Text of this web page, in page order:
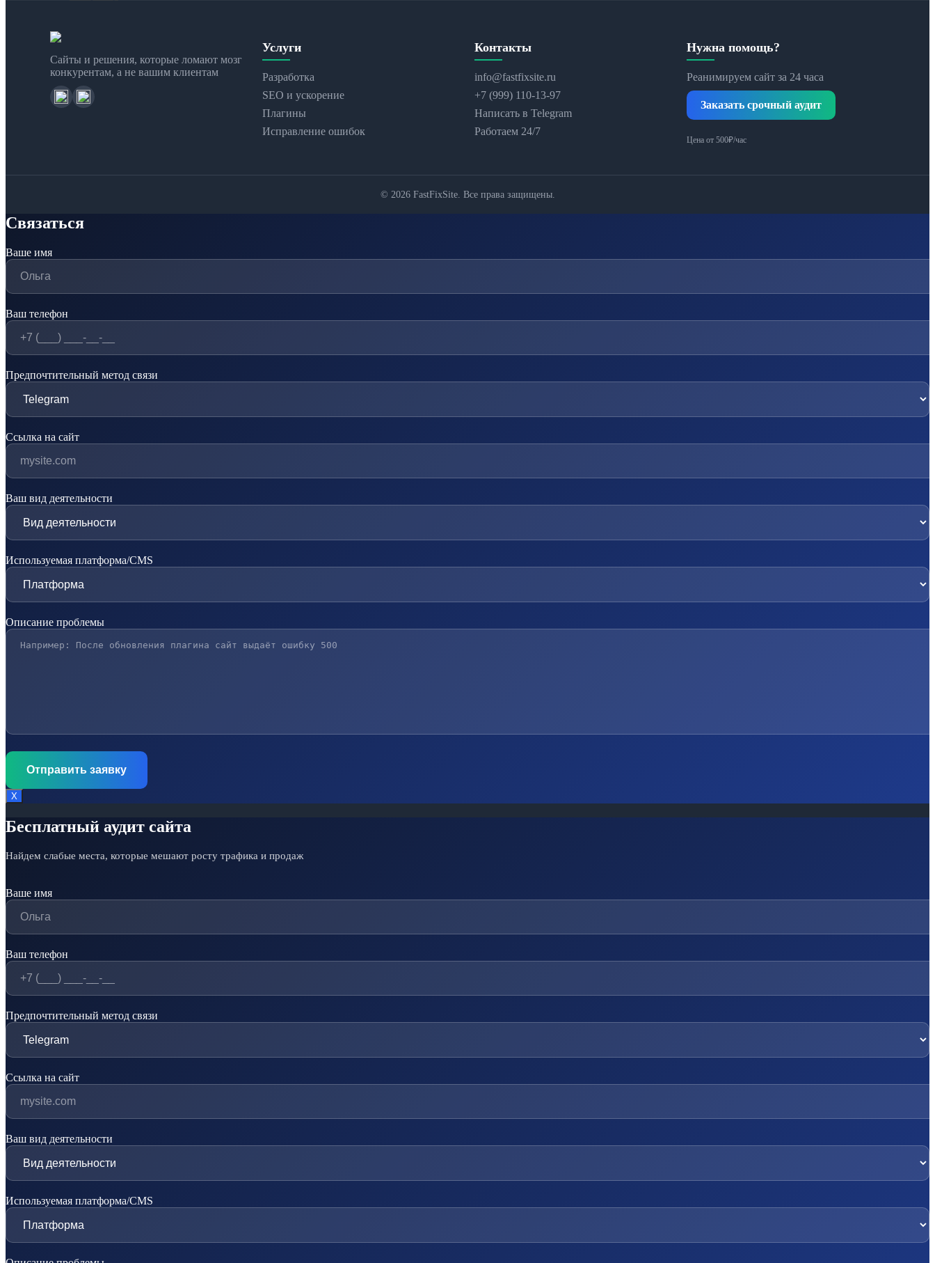
Сайты и решения, которые ломают мозг
конкурентам, а не вашим клиентам
Услуги
Разработка
SEO и ускорение
Плагины
Исправление ошибок
Контакты
info@fastfixsite.ru
+7 (999) 110-13-97
Написать в Telegram
Работаем 24/7
Нужна помощь?
Реанимируем сайт за 24 часа
Заказать срочный аудит
Цена от 500₽/час
© 2026 FastFixSite. Все права защищены.
Связаться
Ваше имя
Ваш телефон
Предпочтительный метод связи
Ссылка на сайт
Ваш вид деятельности
Используемая платформа/CMS
Описание проблемы
Х
Бесплатный аудит сайта
Найдем слабые места, которые мешают росту трафика и продаж
Ваше имя
Ваш телефон
Предпочтительный метод связи
Ссылка на сайт
Ваш вид деятельности
Используемая платформа/CMS